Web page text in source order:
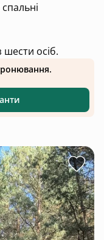
шести осіб.